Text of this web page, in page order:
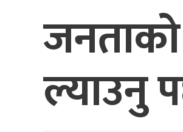
ल्याउनु